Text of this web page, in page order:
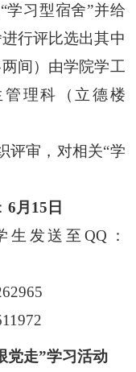
学习型宿舍”并给
行评比选出其中
间）由学院学工
理科（立德楼
评审，对相关“学
6月15 日
生发送至QQ ：
党走”学习活动